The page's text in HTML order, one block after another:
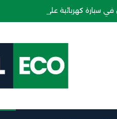
في سيارة كهربائية على متن باخرة